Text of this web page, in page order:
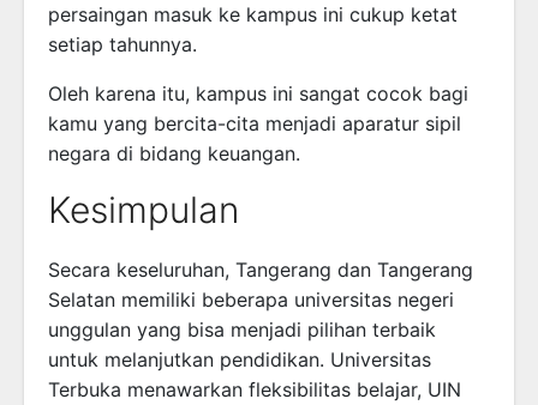
persaingan masuk ke kampus ini cukup ketat
setiap tahunnya.
Oleh karena itu, kampus ini sangat cocok bagi
kamu yang bercita-cita menjadi aparatur sipil
negara di bidang keuangan.
Kesimpulan
Secara keseluruhan, Tangerang dan Tangerang
Selatan memiliki beberapa universitas negeri
unggulan yang bisa menjadi pilihan terbaik
untuk melanjutkan pendidikan. Universitas
Terbuka menawarkan fleksibilitas belajar, UIN